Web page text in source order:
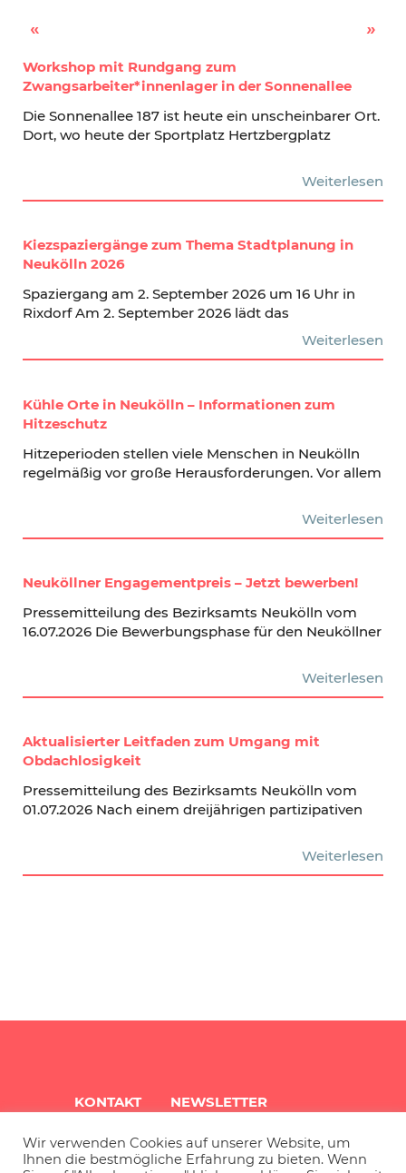
Workshop mit Rundgang zum
Zwangsarbeiter*innenlager in der Sonnenallee
Die Sonnenallee 187 ist heute ein unscheinbarer Ort.
Dort, wo heute der Sportplatz Hertzbergplatz
Weiterlesen
Kiezspaziergänge zum Thema Stadtplanung in
Neukölln 2026
Spaziergang am 2. September 2026 um 16 Uhr in
Rixdorf Am 2. September 2026 lädt das
Weiterlesen
Kühle Orte in Neukölln – Informationen zum
Hitzeschutz
Hitzeperioden stellen viele Menschen in Neukölln
regelmäßig vor große Herausforderungen. Vor allem
Weiterlesen
Neuköllner Engagementpreis – Jetzt bewerben!
Pressemitteilung des Bezirksamts Neukölln vom
16.07.2026 Die Bewerbungsphase für den Neuköllner
Weiterlesen
Aktualisierter Leitfaden zum Umgang mit
Obdachlosigkeit
Pressemitteilung des Bezirksamts Neukölln vom
01.07.2026 Nach einem dreijährigen partizipativen
Weiterlesen
KONTAKT NEWSLETTER
QUARTIERSINFO ARCHIV
Wir verwenden Cookies auf unserer Website, um
Ihnen die bestmögliche Erfahrung zu bieten. Wenn